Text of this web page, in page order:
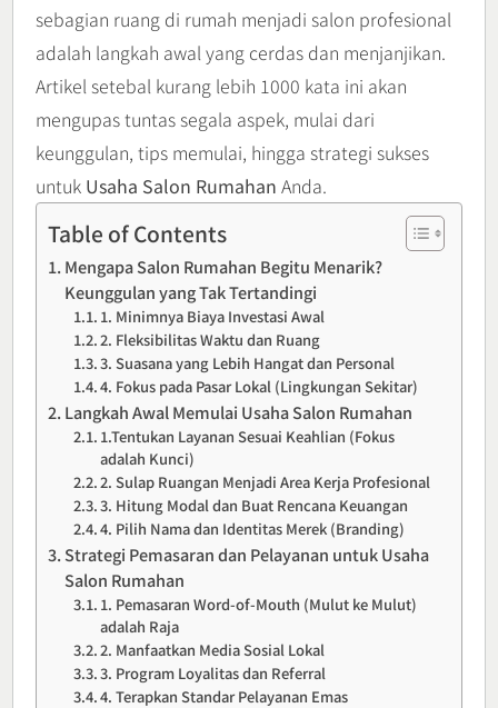
sebagian ruang di rumah menjadi salon profesional
adalah langkah awal yang cerdas dan menjanjikan.
Artikel setebal kurang lebih 1000 kata ini akan
mengupas tuntas segala aspek, mulai dari
keunggulan, tips memulai, hingga strategi sukses
untuk Usaha Salon Rumahan Anda.
Table of Contents
Mengapa Salon Rumahan Begitu Menarik?
Keunggulan yang Tak Tertandingi
1. Minimnya Biaya Investasi Awal
2. Fleksibilitas Waktu dan Ruang
3. Suasana yang Lebih Hangat dan Personal
4. Fokus pada Pasar Lokal (Lingkungan Sekitar)
Langkah Awal Memulai Usaha Salon Rumahan
1.Tentukan Layanan Sesuai Keahlian (Fokus
adalah Kunci)
2. Sulap Ruangan Menjadi Area Kerja Profesional
3. Hitung Modal dan Buat Rencana Keuangan
4. Pilih Nama dan Identitas Merek (Branding)
Strategi Pemasaran dan Pelayanan untuk Usaha
Salon Rumahan
1. Pemasaran Word-of-Mouth (Mulut ke Mulut)
adalah Raja
2. Manfaatkan Media Sosial Lokal
3. Program Loyalitas dan Referral
4. Terapkan Standar Pelayanan Emas